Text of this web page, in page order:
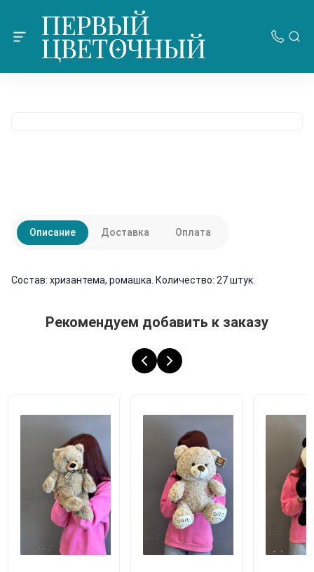
Описание
Состав: хризантема, ромашка. Количество: 27 штук.
Доставка Оплата
Рекомендуем добавить к заказу